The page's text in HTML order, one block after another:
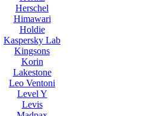
Herschel
Himawari
Holdie
Kaspersky Lab
Kingsons
Korin
Lakestone
Leo Ventoni
Level Y
Levis